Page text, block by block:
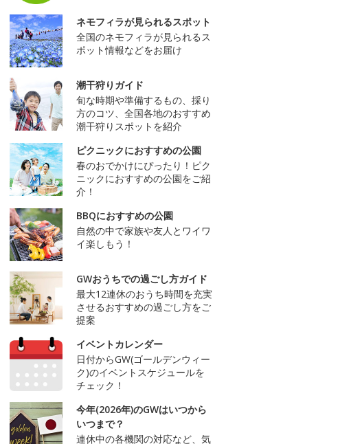
ネモフィラが見られるスポット
全国のネモフィラが見られるス
ポット情報などをお届け
潮干狩りガイド
旬な時期や準備するもの、採り
方のコツ、全国各地のおすすめ
潮干狩りスポットを紹介
ピクニックにおすすめの公園
春のおでかけにぴったり！ピク
ニックにおすすめの公園をご紹
介！
BBQにおすすめの公園
自然の中で家族や友人とワイワ
イ楽しもう！
GWおうちでの過ごし方ガイド
最大12連休のおうち時間を充実
させるおすすめの過ごし方をご
提案
イベントカレンダー
日付からGW(ゴールデンウィー
ク)のイベントスケジュールを
チェック！
今年(2026年)のGWはいつから
いつまで？
連休中の各機関の対応など、気